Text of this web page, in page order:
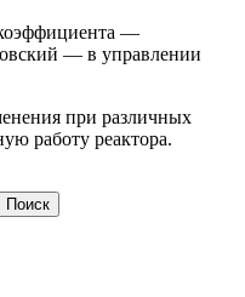
—
— в управлении
при различных
работу реактора.
Поиск